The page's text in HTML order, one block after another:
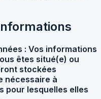
: Vos informations
êtes situé(e) ou
stockées
nécessaire à
pour lesquelles elles